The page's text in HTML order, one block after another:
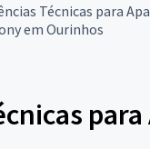
Técnicas para
em Ourinhos